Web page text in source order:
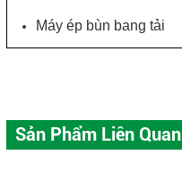
Máy ép bùn bang tải
Sản Phẩm Liên Quan